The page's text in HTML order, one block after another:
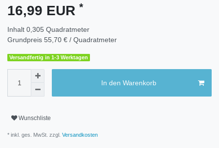
16,99 EUR *
Inhalt 0,305 Quadratmeter
Grundpreis 55,70 € / Quadratmeter
Versandfertig in 1-3 Werktagen
In den Warenkorb
Wunschliste
* inkl. ges. MwSt. zzgl. Versandkosten